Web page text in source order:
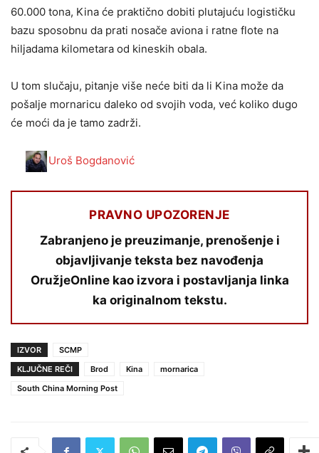
60.000 tona, Kina će praktično dobiti plutajuću logističku
bazu sposobnu da prati nosače aviona i ratne flote na
hiljadama kilometara od kineskih obala.
U tom slučaju, pitanje više neće biti da li Kina može da
pošalje mornaricu daleko od svojih voda, već koliko dugo
će moći da je tamo zadrži.
Uroš Bogdanović
PRAVNO UPOZORENJE
Zabranjeno je preuzimanje, prenošenje i
objavljivanje teksta bez navođenja
OružjeOnline kao izvora i postavljanja linka
ka originalnom tekstu.
IZVOR
SCMP
KLJUČNE REČI
Brod Kina
mornarica
South China Morning Post